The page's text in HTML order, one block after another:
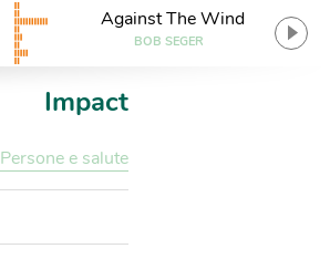
Against The Wind
BOB SEGER
Impact
Persone e salute